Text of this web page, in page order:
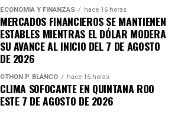
ECONOMÍA Y FINANZAS hace 16 horas
MERCADOS FINANCIEROS SE MANTIENEN
ESTABLES MIENTRAS EL DÓLAR MODERA
SU AVANCE AL INICIO DEL 7 DE AGOSTO
DE 2026
OTHON P. BLANCO hace 16 horas
CLIMA SOFOCANTE EN QUINTANA ROO
ESTE 7 DE AGOSTO DE 2026